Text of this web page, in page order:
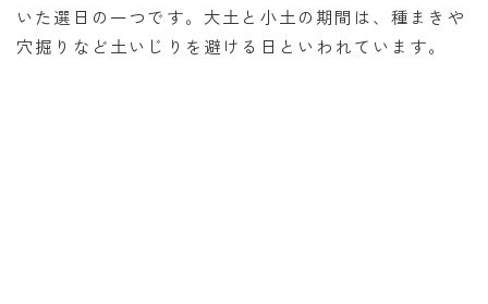
いた選日の一つです。大土と小土の期間は、種まきや
穴掘りなど土いじりを避ける日といわれています。